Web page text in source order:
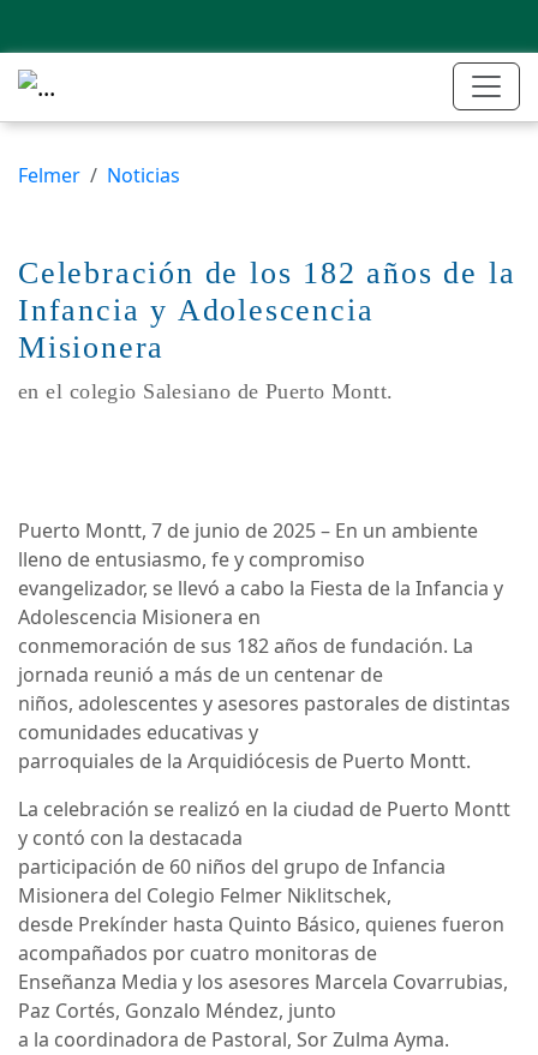
Felmer Noticias
Celebración de los 182 años de la
Infancia y Adolescencia
Misionera
en el colegio Salesiano de Puerto Montt.
Puerto Montt, 7 de junio de 2025 – En un ambiente
lleno de entusiasmo, fe y compromiso
evangelizador, se llevó a cabo la Fiesta de la Infancia y
Adolescencia Misionera en
conmemoración de sus 182 años de fundación. La
jornada reunió a más de un centenar de
niños, adolescentes y asesores pastorales de distintas
comunidades educativas y
parroquiales de la Arquidiócesis de Puerto Montt.
La celebración se realizó en la ciudad de Puerto Montt
y contó con la destacada
participación de 60 niños del grupo de Infancia
Misionera del Colegio Felmer Niklitschek,
desde Prekínder hasta Quinto Básico, quienes fueron
acompañados por cuatro monitoras de
Enseñanza Media y los asesores Marcela Covarrubias,
Paz Cortés, Gonzalo Méndez, junto
a la coordinadora de Pastoral, Sor Zulma Ayma.